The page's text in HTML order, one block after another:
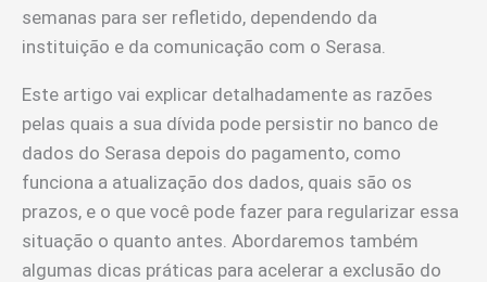
semanas para ser refletido, dependendo da
instituição e da comunicação com o Serasa.
Este artigo vai explicar detalhadamente as razões
pelas quais a sua dívida pode persistir no banco de
dados do Serasa depois do pagamento, como
funciona a atualização dos dados, quais são os
prazos, e o que você pode fazer para regularizar essa
situação o quanto antes. Abordaremos também
algumas dicas práticas para acelerar a exclusão do